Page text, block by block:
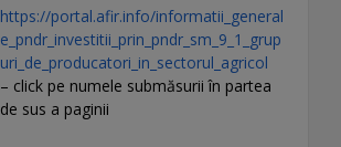
https://portal.afir.info/informatii_general
e_pndr_investitii_prin_pndr_sm_9_1_grup
uri_de_producatori_in_sectorul_agricol
– click pe numele submăsurii în partea
de sus a paginii